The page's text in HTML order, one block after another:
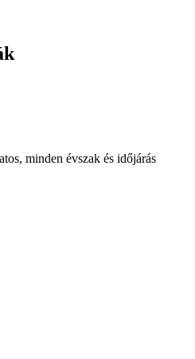
minden évszak és időjárás